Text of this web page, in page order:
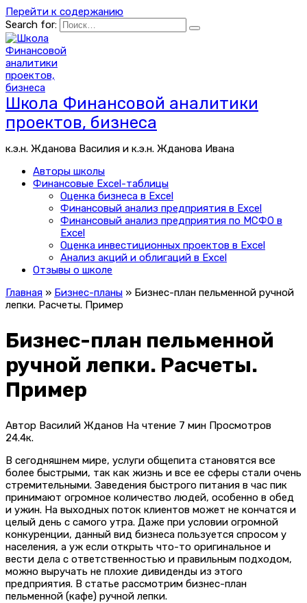
Перейти к содержанию
Search for:
Школа Финансовой аналитики
проектов, бизнеса
к.э.н. Жданова Василия и к.э.н. Жданова Ивана
Авторы школы
Финансовые Excel-таблицы
Оценка бизнеса в Excel
Финансовый анализ предприятия в Excel
Финансовый анализ предприятия по МСФО в
Excel
Оценка инвестиционных проектов в Excel
Анализ акций и облигаций в Excel
Отзывы о школе
Главная » Бизнес-планы » Бизнес-план пельменной ручной
лепки. Расчеты. Пример
Бизнес-план пельменной
ручной лепки. Расчеты.
Пример
Автор Василий Жданов На чтение 7 мин Просмотров
24.4к.
В сегодняшнем мире, услуги общепита становятся все
более быстрыми, так как жизнь и все ее сферы стали очень
стремительными. Заведения быстрого питания в час пик
принимают огромное количество людей, особенно в обед
и ужин. На выходных поток клиентов может не кончатся и
целый день с самого утра. Даже при условии огромной
конкуренции, данный вид бизнеса пользуется спросом у
населения, а уж если открыть что-то оригинальное и
вести дела с ответственностью и правильным подходом,
можно выручать не плохие дивиденды из этого
предприятия. В статье рассмотрим бизнес-план
пельменной (кафе) ручной лепки.